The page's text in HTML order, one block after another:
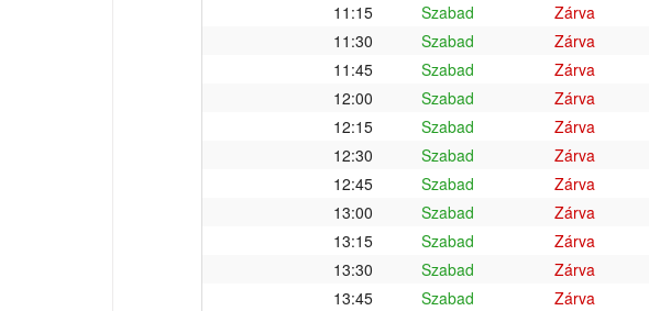
11:15
Szabad Zárva
11:30
Szabad Zárva
11:45
Szabad Zárva
12:00
Szabad Zárva
12:15
Szabad Zárva
12:30
Szabad Zárva
12:45
Szabad Zárva
13:00
Szabad Zárva
13:15
Szabad Zárva
13:30
Szabad Zárva
13:45
Szabad Zárva